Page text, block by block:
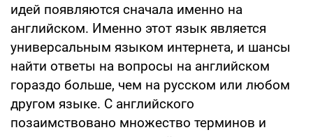
идей появляются сначала именно на
английском. Именно этот язык является
универсальным языком интернета, и шансы
найти ответы на вопросы на английском
гораздо больше, чем на русском или любом
другом языке. С английского
позаимствовано множество терминов и